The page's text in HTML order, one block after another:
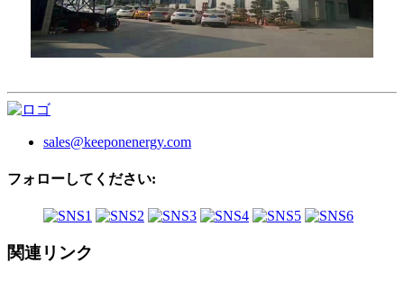
sales@keeponenergy.com
フォローしてください:
関連リンク